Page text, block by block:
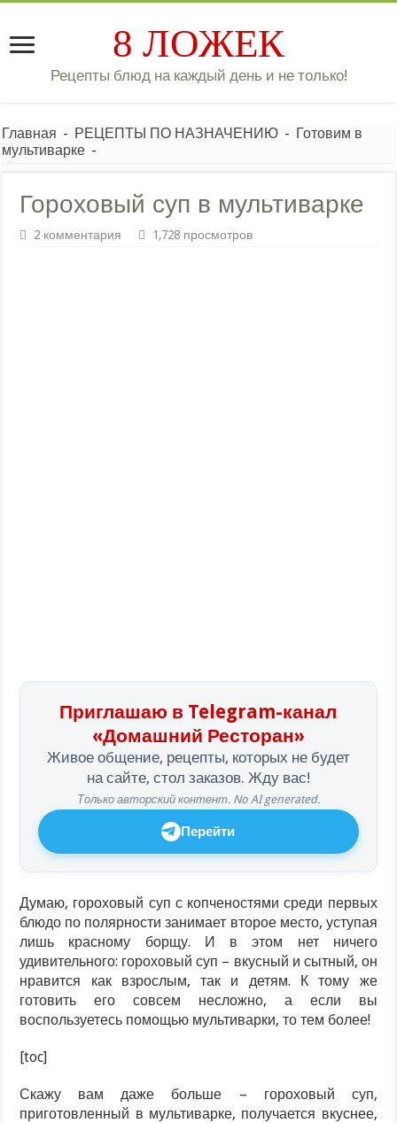
8 ЛОЖЕК
Рецепты блюд на каждый день и не только!
Главная - РЕЦЕПТЫ ПО НАЗНАЧЕНИЮ - Готовим в
мультиварке -
Гороховый суп в мультиварке
2 комментария 1,728 просмотров
Приглашаю в Telegram-канал
«Домашний Ресторан»
Живое общение, рецепты, которых не будет
на сайте, стол заказов. Жду вас!
Только авторский контент. No AI generated.
Перейти
Думаю, гороховый суп с копченостями среди первых
блюдо по полярности занимает второе место, уступая
лишь красному борщу. И в этом нет ничего
удивительного: гороховый суп – вкусный и сытный, он
нравится как взрослым, так и детям. К тому же
готовить его совсем несложно, а если вы
воспользуетесь помощью мультиварки, то тем более!
[toc]
Скажу вам даже больше – гороховый суп,
приготовленный в мультиварке, получается вкуснее,